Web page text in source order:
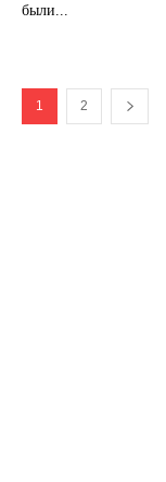
были...
1 2